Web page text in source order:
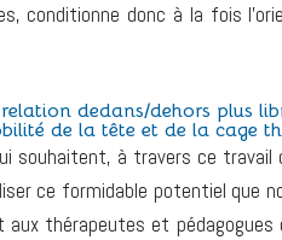
conditionne donc à la fois
dedans/dehors
de la tête et de la cage
souhaitent, à travers ce
ce formidable potentiel que
aux thérapeutes et